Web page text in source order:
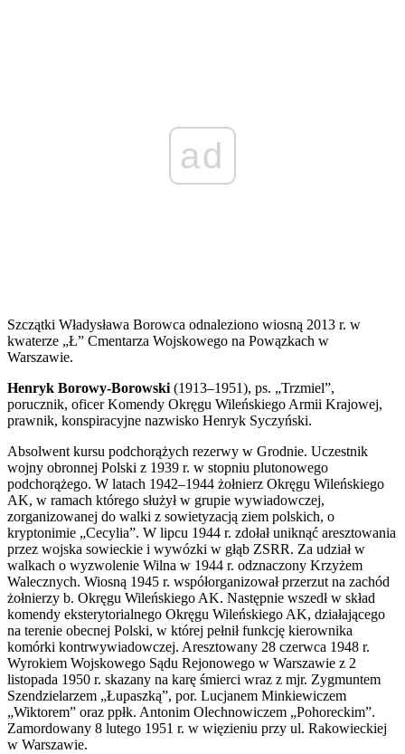
ad
Szczątki Władysława Borowca odnaleziono wiosną 2013 r. w
kwaterze „Ł” Cmentarza Wojskowego na Powązkach w
Warszawie.
Henryk Borowy-Borowski(1913–1951), ps. „Trzmiel”,
porucznik, oficer Komendy Okręgu Wileńskiego Armii Krajowej,
prawnik, konspiracyjne nazwisko Henryk Syczyński.
Absolwent kursu podchorążych rezerwy w Grodnie. Uczestnik
wojny obronnej Polski z 1939 r. w stopniu plutonowego
podchorążego. W latach 1942–1944 żołnierz Okręgu Wileńskiego
AK, w ramach którego służył w grupie wywiadowczej,
zorganizowanej do walki z sowietyzacją ziem polskich, o
kryptonimie „Cecylia”. W lipcu 1944 r. zdołał uniknąć aresztowania
przez wojska sowieckie i wywózki w głąb ZSRR. Za udział w
walkach o wyzwolenie Wilna w 1944 r. odznaczony Krzyżem
Walecznych. Wiosną 1945 r. współorganizował przerzut na zachód
żołnierzy b. Okręgu Wileńskiego AK. Następnie wszedł w skład
komendy eksterytorialnego Okręgu Wileńskiego AK, działającego
na terenie obecnej Polski, w której pełnił funkcję kierownika
komórki kontrwywiadowczej. Aresztowany 28 czerwca 1948 r.
Wyrokiem Wojskowego Sądu Rejonowego w Warszawie z 2
listopada 1950 r. skazany na karę śmierci wraz z mjr. Zygmuntem
Szendzielarzem „Łupaszką”, por. Lucjanem Minkiewiczem
„Wiktorem” oraz ppłk. Antonim Olechnowiczem „Pohoreckim”.
Zamordowany 8 lutego 1951 r. w więzieniu przy ul. Rakowieckiej
w Warszawie.